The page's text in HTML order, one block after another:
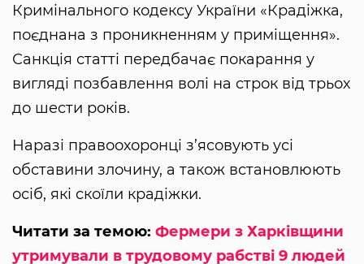
Кримінального кодексу України «Крадіжка,
поєднана з проникненням у приміщення».
Санкція статті передбачає покарання у
вигляді позбавлення волі на строк від трьох
до шести років.
Наразі правоохоронці з’ясовують усі
обставини злочину, а також встановлюють
осіб, які скоїли крадіжки.
Читати за темою: Фермери з Харківщини
утримували в трудовому рабстві 9 людей